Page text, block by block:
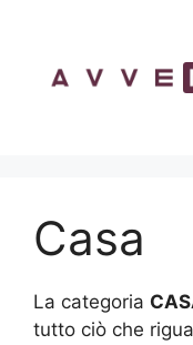
contenuto
Casa
La categoria
tutto ciò che